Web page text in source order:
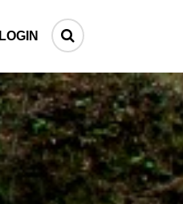
LOGIN